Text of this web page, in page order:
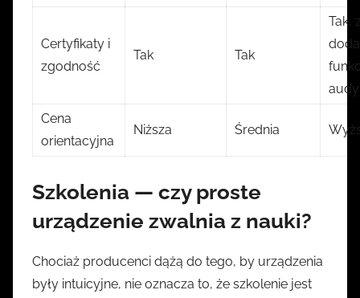
Certyfikaty i
zgodność
Tak Tak
Tak,
Cena
orientacyjna
Niższa Średnia
Szkolenia — czy proste
urządzenie zwalnia z nauki?
Chociaż producenci dążą do tego, by urządzenia
były intuicyjne, nie oznacza to, że szkolenie jest